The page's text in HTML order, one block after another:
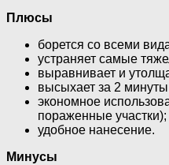
Плюсы
борется со всеми
устраняет самые
выравнивает и
высыхает за 2
экономное
пораженные участки);
удобное нанесение.
Минусы